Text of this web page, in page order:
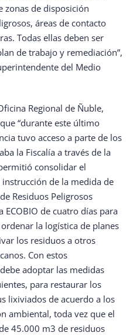
de disposición
áreas de contacto
Todas ellas deben ser
de trabajo y remediación”,
del Medio
Regional de Ñuble,
“durante este último
tuvo acceso a parte de los
la Fiscalía a través de la
consolidar el
de la medida de
Residuos Peligrosos
ECOBIO de cuatro días para
la logística de planes
los residuos a otros
Con estos
adoptar las medidas
para restaurar los
lixiviados de acuerdo a los
ambiental, toda vez que el
45.000 m3 de residuos